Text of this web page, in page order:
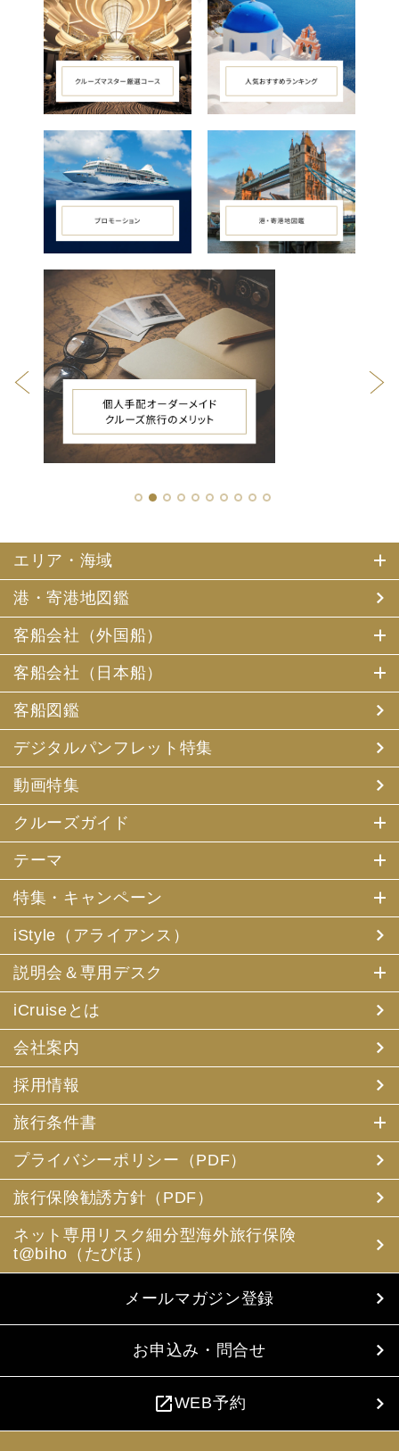
1 2 3 4 5 6 7 8 9 10
エリア・海域
港・寄港地図鑑
客船会社（外国船）
客船会社（日本船）
客船図鑑
デジタルパンフレット特集
動画特集
クルーズガイド
テーマ
特集・キャンペーン
iStyle（アライアンス）
説明会＆専用デスク
iCruiseとは
会社案内
採用情報
旅行条件書
プライバシーポリシー（PDF）
旅行保険勧誘方針（PDF）
ネット専用リスク細分型海外旅行保険
t@biho（たびほ）
メールマガジン登録
お申込み・問合せ
open_in_newWEB予約